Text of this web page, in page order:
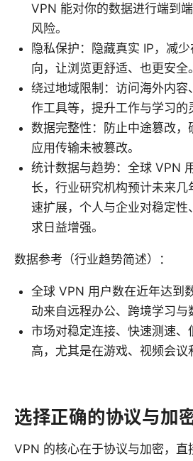
VPN 能对你的数据进行端到
风险。
隐私保护：隐藏真实 IP，减
向，让浏览更舒适、也更安全。
绕过地域限制：访问海外内容
作工具等，提升工作与学习的
数据完整性：防止中途篡改，
应用传输未被篡改。
统计数据与趋势：全球 VPN
长，行业研究机构预计未来几
速扩展，个人与企业对稳定性
求日益增强。
数据参考（行业趋势简述）：
全球 VPN 用户数在近年达到
动来自远程办公、跨境学习与
市场对稳定连接、快速测速、
高，尤其是在游戏、视频会议
选择正确的协议与加
VPN 的核心在于协议与加密，直